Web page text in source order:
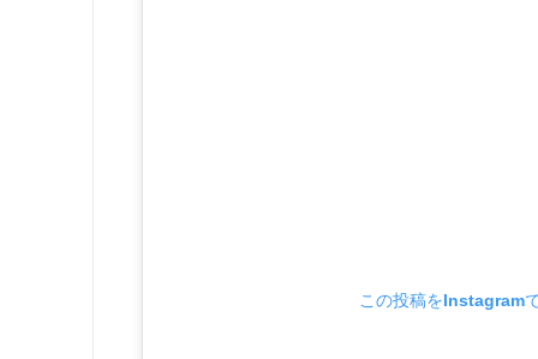
この投稿をInstagram